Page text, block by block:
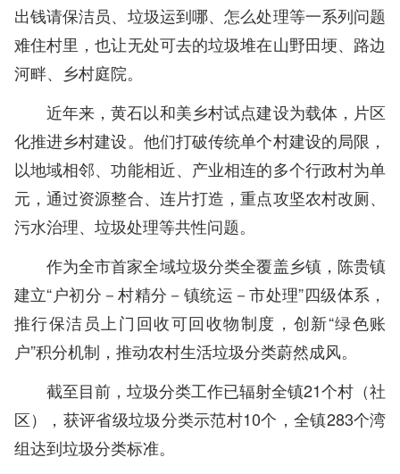
出钱请保洁员、垃圾运到哪、怎么处理等一系列问题
难住村里，也让无处可去的垃圾堆在山野田埂、路边
河畔、乡村庭院。
近年来，黄石以和美乡村试点建设为载体，片区
化推进乡村建设。他们打破传统单个村建设的局限，
以地域相邻、功能相近、产业相连的多个行政村为单
元，通过资源整合、连片打造，重点攻坚农村改厕、
污水治理、垃圾处理等共性问题。
作为全市首家全域垃圾分类全覆盖乡镇，陈贵镇
建立“户初分－村精分－镇统运－市处理”四级体系，
推行保洁员上门回收可回收物制度，创新“绿色账
户”积分机制，推动农村生活垃圾分类蔚然成风。
截至目前，垃圾分类工作已辐射全镇21个村（社
区），获评省级垃圾分类示范村10个，全镇283个湾
组达到垃圾分类标准。